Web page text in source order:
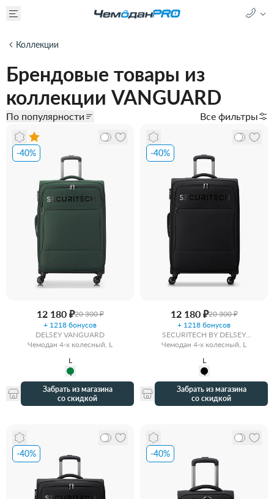
Коллекции
Брендовые товары из
коллекции VANGUARD
По популярности Все фильтры
-40%
12 180 ₽20 300 ₽
+ 1218 бонусов
DELSEY VANGUARD
Чемодан 4-х колесный, L
L
Забрать из магазина
со скидкой
-40%
12 180 ₽20 300 ₽
+ 1218 бонусов
SECURITECH BY DELSEY
VANGUARD
Чемодан 4-х колесный, L
L
Забрать из магазина
со скидкой
-40% -40%